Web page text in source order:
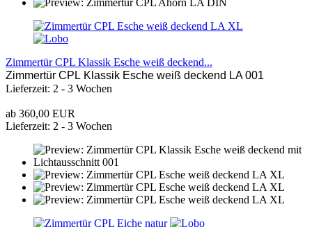
Zimmertür CPL Klassik Esche weiß deckend...
Zimmertür CPL Klassik Esche weiß deckend LA 001
Lieferzeit: 2 - 3 Wochen
ab 360,00 EUR
Lieferzeit: 2 - 3 Wochen